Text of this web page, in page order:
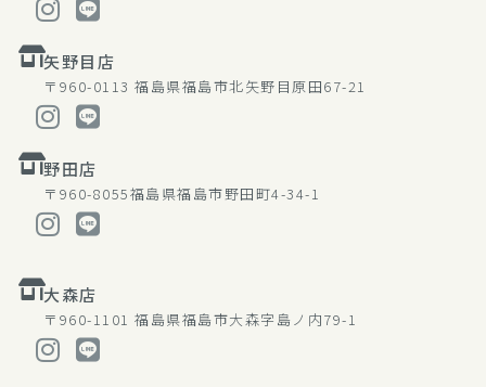
矢野目店
〒960-0113 福島県福島市北矢野目原田67-21
野田店
〒960-8055福島県福島市野田町4-34-1
大森店
〒960-1101 福島県福島市大森字島ノ内79-1